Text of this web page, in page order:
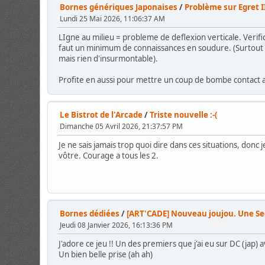
Bornes génériques Japonaises / Problème sur Egret
Lundi 25 Mai 2026, 11:06:37 AM
LIgne au milieu = probleme de deflexion verticale.
faut un minimum de connaissances en soudure.
mais rien d'insurmontable).
Profite en aussi pour mettre un coup de bombe contact
Le Bistrot de l'Arcade/Triste nouvelle :-(
Dimanche 05 Avril 2026, 21:37:57 PM
Je ne sais jamais trop quoi dire dans ces situations,
vôtre. Courage a tous les 2.
Bornes dédiées / [ART'CADE] Nouveau joujou. Une
Jeudi 08 Janvier 2026, 16:13:36 PM
J'adore ce jeu !! Un des premiers que j'ai eu sur DC (jap)
Un bien belle prise (ah ah)